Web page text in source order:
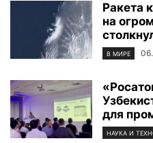
Ракета
на
В МИРЕ
для
НАУКА И